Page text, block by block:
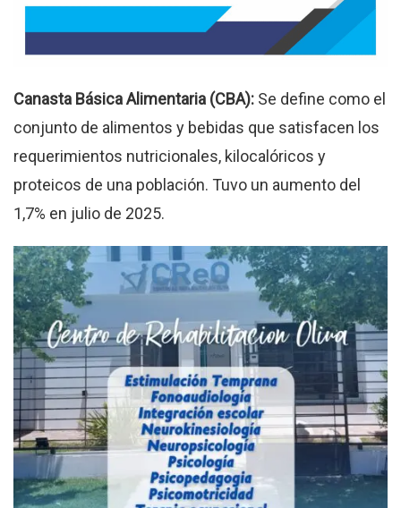
Canasta Básica Alimentaria (CBA): Se define como el
conjunto de alimentos y bebidas que satisfacen los
requerimientos nutricionales, kilocalóricos y
proteicos de una población. Tuvo un aumento del
1,7% en julio de 2025.